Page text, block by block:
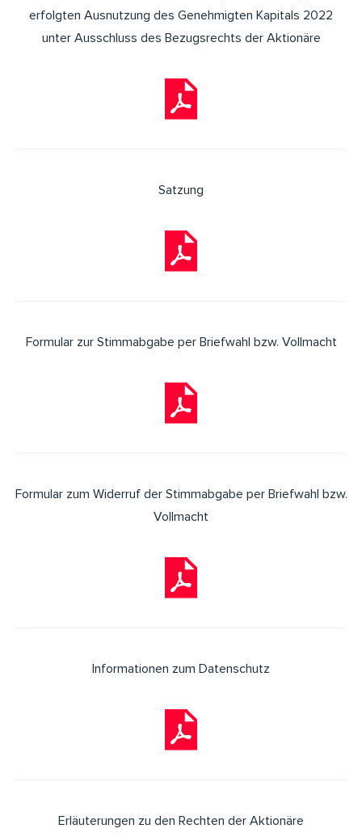
erfolgten Ausnutzung des Genehmigten Kapitals 2022
unter Ausschluss des Bezugsrechts der Aktionäre
Satzung
Formular zur Stimmabgabe per Briefwahl bzw. Vollmacht
Formular zum Widerruf der Stimmabgabe per Briefwahl bzw.
Vollmacht
Informationen zum Datenschutz
Erläuterungen zu den Rechten der Aktionäre